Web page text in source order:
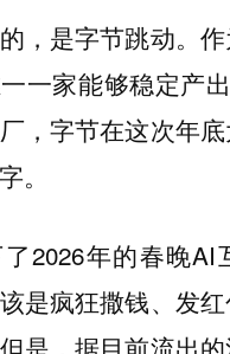
，是字节跳动。
一家能够稳定产
，字节在这次年
。
2026年的春晚AI
是疯狂撒钱、发